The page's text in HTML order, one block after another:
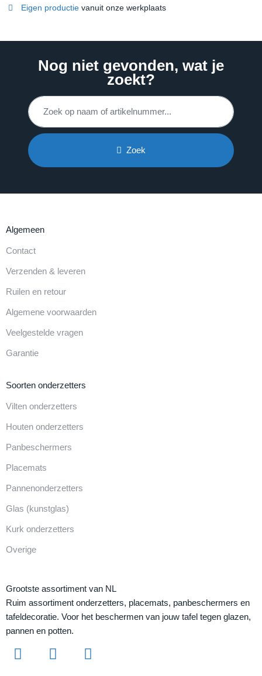
Eigen productie vanuit onze werkplaats
Nog niet gevonden, wat je
zoekt?
Zoek
Algemeen
Contact
Verzenden & leveren
Ruilen en retour
Algemene voorwaarden
Veelgestelde vragen
Garantie
Soorten onderzetters
Vilten onderzetters
Houten onderzetters
Panbeschermers
Placemats
Pannenonderzetters
Glas (kunstglas)
Kurk onderzetters
Overige
Grootste assortiment van NL
Ruim assortiment onderzetters, placemats, panbeschermers en
tafeldecoratie. Voor het beschermen van jouw tafel tegen glazen,
pannen en potten.